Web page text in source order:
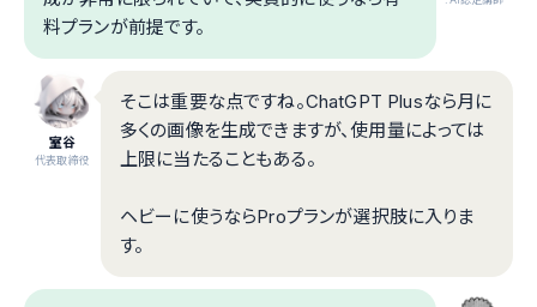
料プランが前提です。
室谷
代表取締役
そこは重要な点ですね。ChatGPT Plusなら月に
多くの画像を生成できますが、使用量によっては
上限に当たることもある。
ヘビーに使うならProプランが選択肢に入りま
す。